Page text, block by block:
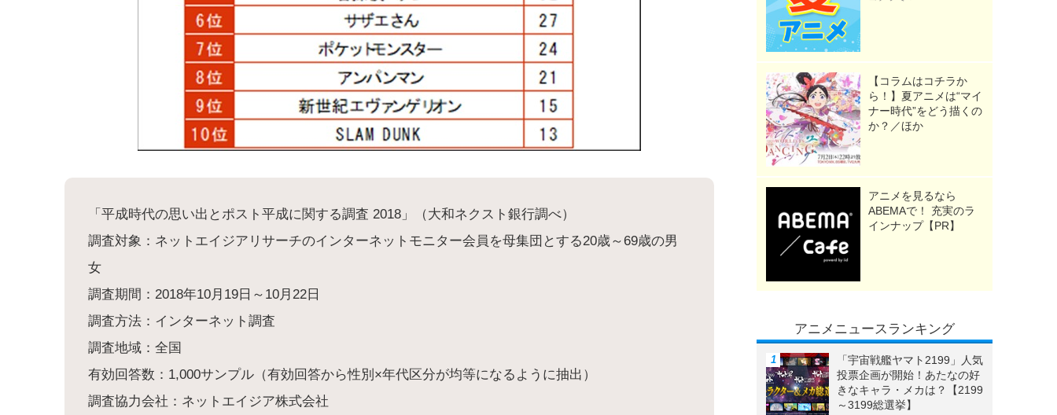
「平成時代の思い出とポスト平成に関する調査 2018」（大和ネクスト銀行調べ）
調査対象：ネットエイジアリサーチのインターネットモニター会員を母集団とする20歳～69歳の男
女
調査期間：2018年10月19日～10月22日
調査方法：インターネット調査
調査地域：全国
有効回答数：1,000サンプル（有効回答から性別×年代区分が均等になるように抽出）
調査協力会社：ネットエイジア株式会社
【コラムはコチラか
ら！】夏アニメは“マイ
ナー時代”をどう描くの
か？／ほか
アニメを見るなら
ABEMAで！ 充実のラ
インナップ【PR】
アニメニュースランキング
「宇宙戦艦ヤマト2199」人気
投票企画が開始！あたなの好
きなキャラ・メカは？【2199
～3199総選挙】